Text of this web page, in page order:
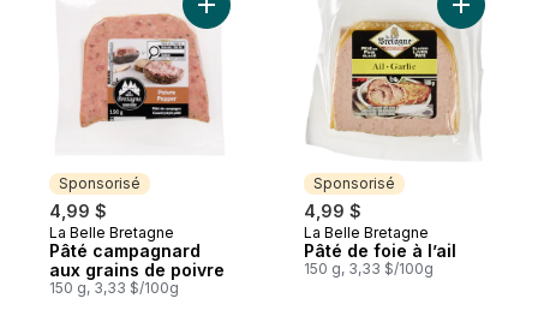
Sponsorisé
4,99 $
Sponsorisé
La Belle Bretagne
Pâté campagnard
aux grains de poivre
150 g, 3,33 $/100g
Ajouter Pâté campagnard aux grains de
Sponsorisé
4,99 $
Sponsorisé
La Belle Bretagne
Pâté de foie à l’ail
150 g, 3,33 $/100g
Ajouter